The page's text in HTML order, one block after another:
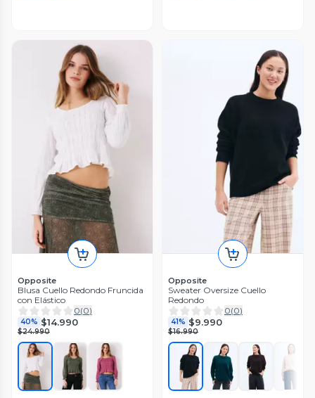
Opposite
Blusa Cuello Redondo Fruncida
con Elástico
0(0)
40% $14.990
$24.990
Opposite
Sweater Oversize Cuello
Redondo
0(0)
41% $9.990
$16.990